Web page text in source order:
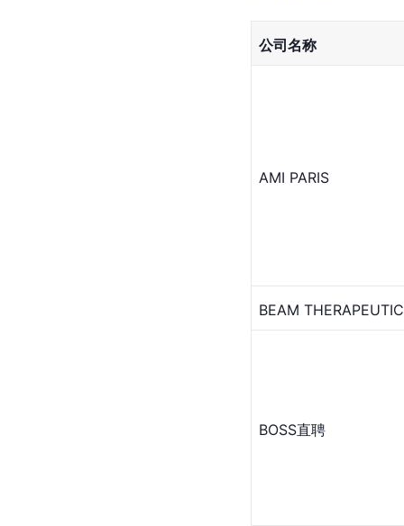
公司名称
AMI PARIS
BEAM
BOSS直聘